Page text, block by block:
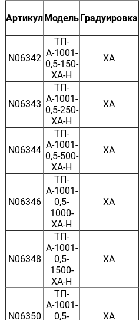
АртикулМодельГрадуировка
N06342
ТП-
А-1001-
0,5-150-
ХА-Н
ХА
N06343
ТП-
А-1001-
0,5-250-
ХА-Н
ХА
N06344
ТП-
А-1001-
0,5-500-
ХА-Н
ХА
N06346
ТП-
А-1001-
0,5-
1000-
ХА-Н
ХА
N06348
ТП-
А-1001-
0,5-
1500-
ХА-Н
ХА
N06350
ТП-
А-1001-
0,5-
ХА